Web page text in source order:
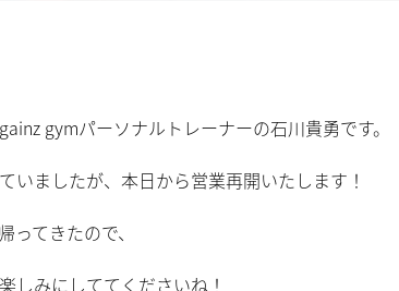
gymパーソナルトレーナーの石川貴勇です。
いましたが、本日から営業再開いたします！
ってきたので、
しみにしててくださいね！